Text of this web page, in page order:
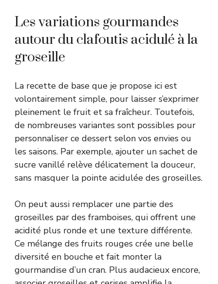
Les variations gourmandes
autour du clafoutis acidulé à la
groseille
La recette de base que je propose ici est
volontairement simple, pour laisser s’exprimer
pleinement le fruit et sa fraîcheur. Toutefois,
de nombreuses variantes sont possibles pour
personnaliser ce dessert selon vos envies ou
les saisons. Par exemple, ajouter un sachet de
sucre vanillé relève délicatement la douceur,
sans masquer la pointe acidulée des groseilles.
On peut aussi remplacer une partie des
groseilles par des framboises, qui offrent une
acidité plus ronde et une texture différente.
Ce mélange des fruits rouges crée une belle
diversité en bouche et fait monter la
gourmandise d’un cran. Plus audacieux encore,